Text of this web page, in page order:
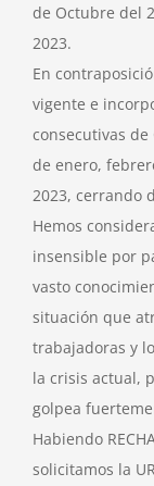
de Octubre del
2023.
En
vigente e
consecutivas de
de enero,
2023, cerrando
Hemos
insensible por
vasto
situación que
trabajadoras y
la crisis actual,
golpea
Habiendo
solicitamos la